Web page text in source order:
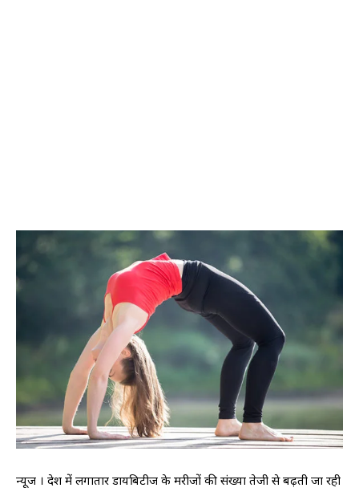
न्यूज । देश में लगातार डायबिटीज के मरीजों की संख्या तेजी से बढ़ती जा रही